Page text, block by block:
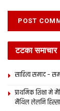
टटका समाचार
साहित्य समाद –
प्राथमिक शि‍क्षा
मैथिल लेलनि हिस्सा